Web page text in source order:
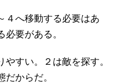
４へ移動する必要はあ
要がある。
やすい。２は敵を探す。
だからだ。